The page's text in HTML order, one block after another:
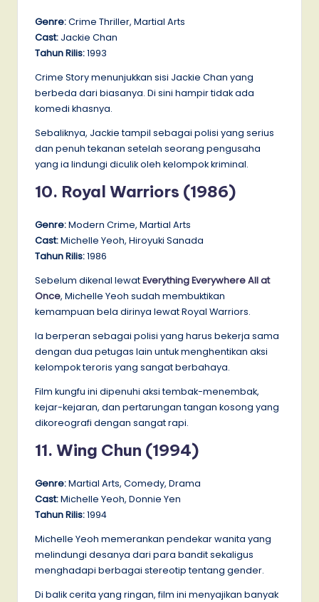
Genre:Crime Thriller, Martial Arts
Cast: Jackie Chan
Tahun Rilis:1993
Crime Story menunjukkan sisi Jackie Chan yang
berbeda dari biasanya. Di sini hampir tidak ada
komedi khasnya.
Sebaliknya, Jackie tampil sebagai polisi yang serius
dan penuh tekanan setelah seorang pengusaha
yang ia lindungi diculik oleh kelompok kriminal.
10. Royal Warriors (1986)
Genre:Modern Crime, Martial Arts
Cast:Michelle Yeoh, Hiroyuki Sanada
Tahun Rilis:1986
Sebelum dikenal lewatEverything Everywhere All at
Once, Michelle Yeoh sudah membuktikan
kemampuan bela dirinya lewat Royal Warriors.
Ia berperan sebagai polisi yang harus bekerja sama
dengan dua petugas lain untuk menghentikan aksi
kelompok teroris yang sangat berbahaya.
Film kungfu ini dipenuhi aksi tembak-menembak,
kejar-kejaran, dan pertarungan tangan kosong yang
dikoreografi dengan sangat rapi.
11. Wing Chun (1994)
Genre:Martial Arts, Comedy, Drama
Cast:Michelle Yeoh, Donnie Yen
Tahun Rilis:1994
Michelle Yeoh memerankan pendekar wanita yang
melindungi desanya dari para bandit sekaligus
menghadapi berbagai stereotip tentang gender.
Di balik cerita yang ringan, film ini menyajikan banyak